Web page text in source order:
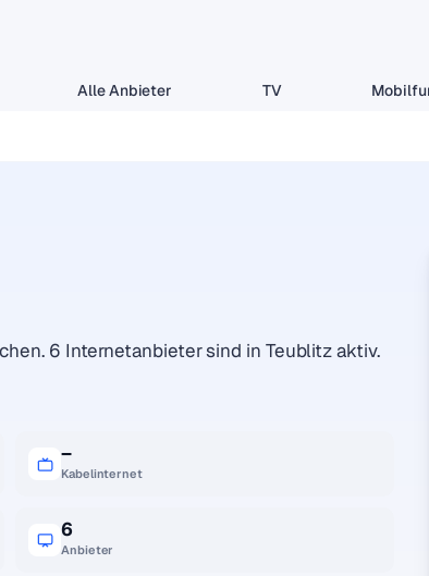
Alle Anbieter TV
6 Internetanbieter sind in Teublitz aktiv.
–
Kabelinternet
6
Anbieter